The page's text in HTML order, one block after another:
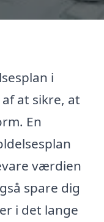
i
at sikre, at
En
værdien
spare dig
i det lange